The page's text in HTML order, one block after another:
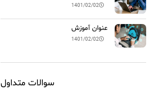
1401/02/02
عنوان آموزش
1401/02/02
سوالات متداول